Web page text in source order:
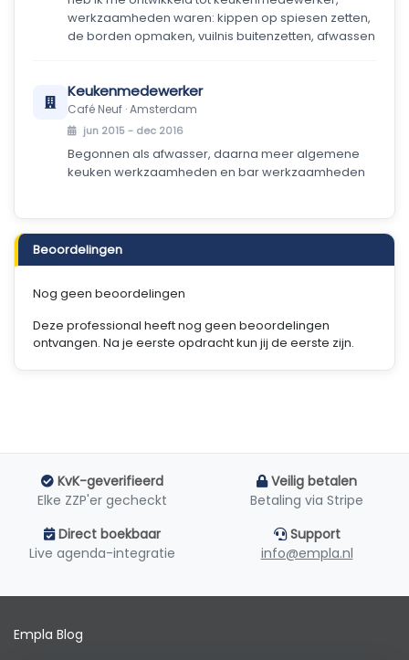
werkzaamheden waren: kippen op spiesen zetten,
de borden opmaken, vuilnis buitenzetten, afwassen
Keukenmedewerker
Café Neuf · Amsterdam
jun 2015 - dec 2016
Begonnen als afwasser, daarna meer algemene
keuken werkzaamheden en bar werkzaamheden
Beoordelingen
Nog geen beoordelingen
Deze professional heeft nog geen beoordelingen
ontvangen. Na je eerste opdracht kun jij de eerste zijn.
KvK-geverifieerd
Elke ZZP'er gecheckt
Veilig betalen
Betaling via Stripe
Direct boekbaar
Live agenda-integratie
Support
info@empla.nl
Empla Blog